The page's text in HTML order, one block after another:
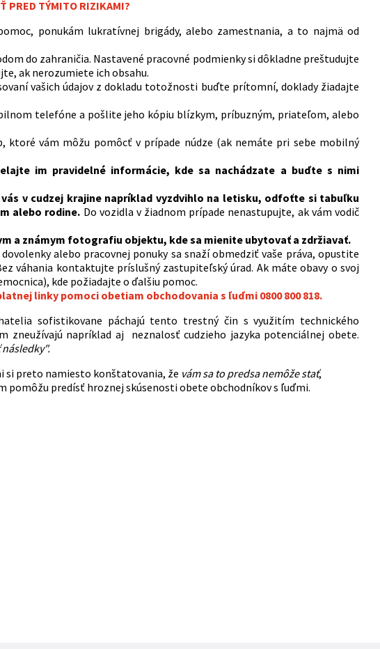
PRED TÝMITO RIZIKAMI?
ponukám lukratívnej brigády, alebo zamestnania, a to najmä od
do zahraničia. Nastavené pracovné podmienky si dôkladne preštudujte
ak nerozumiete ich obsahu.
vašich údajov z dokladu totožnosti buďte prítomní, doklady žiadajte
telefóne a pošlite jeho kópiu blízkym, príbuzným, priateľom, alebo
ktoré vám môžu pomôcť v prípade núdze (ak nemáte pri sebe mobilný
im pravidelné informácie, kde sa nachádzate a buďte s nimi
v cudzej krajine napríklad vyzdvihlo na letisku, odfoťte si tabuľku
alebo rodine. Do vozidla v žiadnom prípade nenastupujte, ak vám vodič
a známym fotografiu objektu, kde sa mienite ubytovať a zdržiavať.
alebo pracovnej ponuky sa snaží obmedziť vaše práva, opustite
váhania kontaktujte príslušný zastupiteľský úrad. Ak máte obavy o svoj
kde požiadajte o ďalšiu pomoc.
linky pomoci obetiam obchodovania s ľuďmi 0800 800 818.
sofistikovane páchajú tento trestný čin s využitím technického
zneužívajú napríklad aj neznalosť cudzieho jazyka potenciálnej obete.
si preto namiesto konštatovania, že vám sa to predsa nemôže stať,
pomôžu predísť hroznej skúsenosti obete obchodníkov s ľuďmi.